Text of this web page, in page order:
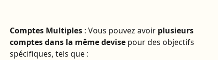
Comptes Multiples : Vous pouvez avoir plusieurs
comptes dans la même devise pour des objectifs
spécifiques, tels que :